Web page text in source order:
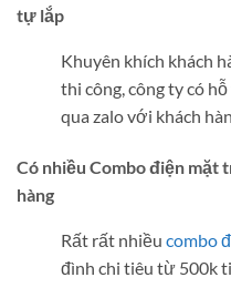
tự lắp
Khuyên khích khách
thi công, công ty có
qua zalo với khách
Có nhiều Combo điện
hàng
Rất rất nhiều combo
đình chi tiêu từ 500k